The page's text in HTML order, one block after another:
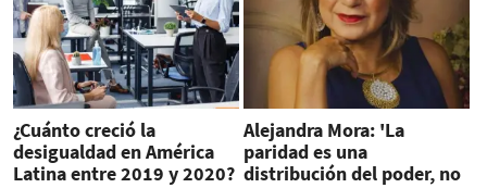
¿Cuánto creció la
desigualdad en América
Latina entre 2019 y 2020?
Alejandra Mora: 'La
paridad es una
distribución del poder, no